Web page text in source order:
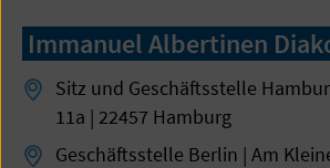
Immanuel Albertinen
Sitz und Geschäftsstelle
11a | 22457 Hamburg
Geschäftsstelle Berlin | Am